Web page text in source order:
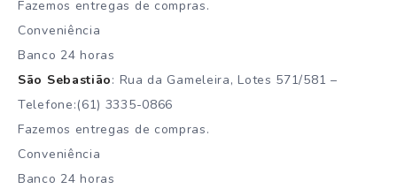
Fazemos entregas de compras.
Conveniência
Banco 24 horas
São Sebastião: Rua da Gameleira, Lotes 571/581 –
Telefone:(61) 3335-0866
Fazemos entregas de compras.
Conveniência
Banco 24 horas